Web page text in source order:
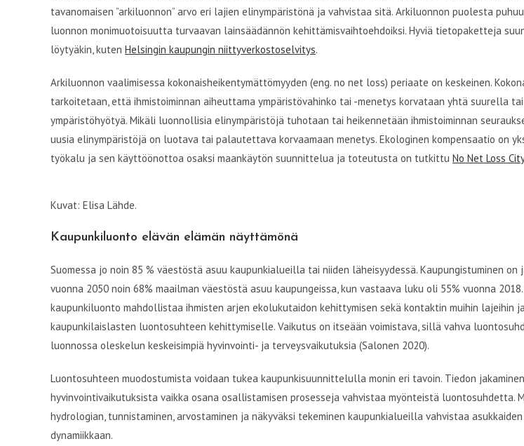
tavanomaisen ”arkiluonnon” arvo eri lajien elinympäristönä ja vahvistaa sitä. Arkiluonnon puolesta
luonnon monimuotoisuutta turvaavan lainsäädännön kehittämisvaihtoehdoiksi. Hyviä tietopaketteja
löytyäkin, kuten Helsingin kaupungin niittyverkostoselvitys.
Arkiluonnon vaalimisessa kokonaisheikentymättömyyden (eng. no net loss) periaate on keskeinen.
tarkoitetaan, että ihmistoiminnan aiheuttama ympäristövahinko tai -menetys korvataan yhtä suurella
ympäristöhyötyä. Mikäli luonnollisia elinympäristöjä tuhotaan tai heikennetään ihmistoiminnan
uusia elinympäristöjä on luotava tai palautettava korvaamaan menetys. Ekologinen kompensaatio on
työkalu ja sen käyttöönottoa osaksi maankäytön suunnittelua ja toteutusta on tutkittu No Net Loss
Kuvat: Elisa Lähde.
Kaupunkiluonto elävän elämän näyttämönä
Suomessa jo noin 85 % väestöstä asuu kaupunkialueilla tai niiden läheisyydessä. Kaupungistuminen on
vuonna 2050 noin 68% maailman väestöstä asuu kaupungeissa, kun vastaava luku oli 55% vuonna
kaupunkiluonto mahdollistaa ihmisten arjen ekolukutaidon kehittymisen sekä kontaktin muihin lajeihin
kaupunkilaislasten luontosuhteen kehittymiselle. Vaikutus on itseään voimistava, sillä vahva
luonnossa oleskelun keskeisimpiä hyvinvointi- ja terveysvaikutuksia (Salonen 2020).
Luontosuhteen muodostumista voidaan tukea kaupunkisuunnittelulla monin eri tavoin. Tiedon
hyvinvointivaikutuksista vaikka osana osallistamisen prosesseja vahvistaa myönteistä luontosuhdetta.
hydrologian, tunnistaminen, arvostaminen ja näkyväksi tekeminen kaupunkialueilla vahvistaa
dynamiikkaan.